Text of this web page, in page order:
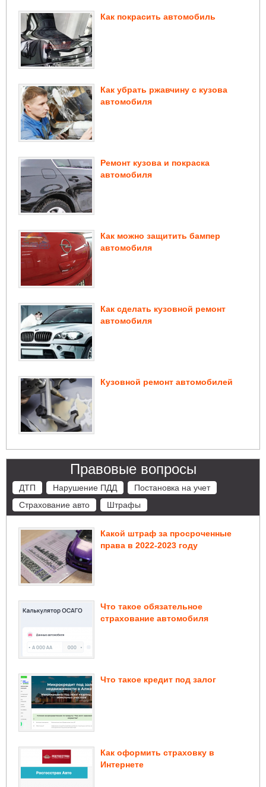
Как покрасить автомобиль
Как убрать ржавчину с кузова
автомобиля
Ремонт кузова и покраска
автомобиля
Как можно защитить бампер
автомобиля
Как сделать кузовной ремонт
автомобиля
Кузовной ремонт автомобилей
Правовые вопросы
ДТП Нарушение ПДД
Постановка на учет
Страхование авто
Штрафы
Какой штраф за просроченные
права в 2022-2023 году
Что такое обязательное
страхование автомобиля
Что такое кредит под залог
Как оформить страховку в
Интернете